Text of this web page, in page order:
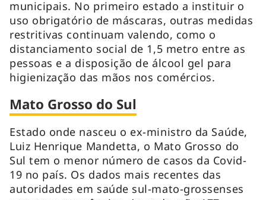
municipais. No primeiro estado a instituir o
uso obrigatório de máscaras, outras medidas
restritivas continuam valendo, como o
distanciamento social de 1,5 metro entre as
pessoas e a disposição de álcool gel para
higienização das mãos nos comércios.
Mato Grosso do Sul
Estado onde nasceu o ex-ministro da Saúde,
Luiz Henrique Mandetta, o Mato Grosso do
Sul tem o menor número de casos da Covid-
19 no país. Os dados mais recentes das
autoridades em saúde sul-mato-grossenses